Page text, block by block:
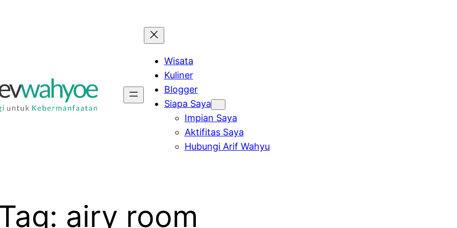
Wisata
Kuliner
Blogger
Siapa Saya
Impian Saya
Aktifitas Saya
Hubungi Arif Wahyu
airy room